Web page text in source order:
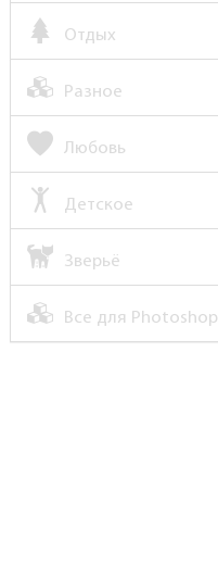
Отдых
Разное
Любовь
Детское
Зверьё
Все для Photoshop